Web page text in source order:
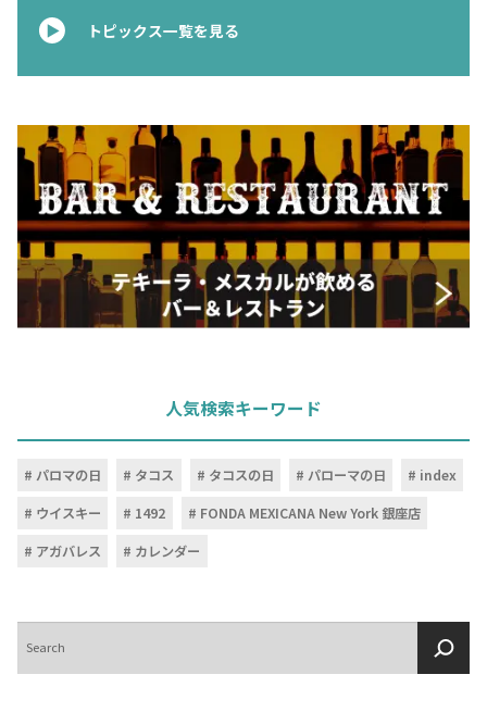
トピックス一覧を見る
人気検索キーワード
パロマの日 タコス タコスの日 パローマの日
index
ウイスキー
1492
FONDA MEXICANA New York 銀座店
アガバレス
カレンダー
索